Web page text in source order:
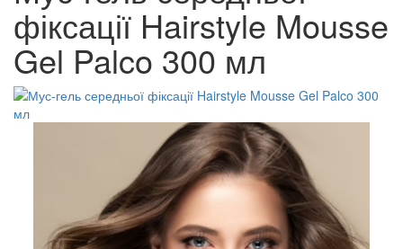
фіксації Hairstyle Mousse
Gel Palco 300 мл